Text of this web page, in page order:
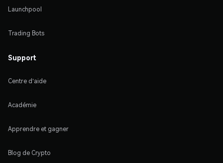
Launchpool
Trading Bots
Support
Centre d'aide
Académie
Apprendre et gagner
Blog de Crypto